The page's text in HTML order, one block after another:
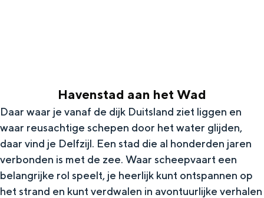
DIT IS GRONINGEN
Havenstad aan het Wad
Daar waar je vanaf de dijk Duitsland ziet liggen en
waar reusachtige schepen door het water glijden,
daar vind je Delfzijl. Een stad die al honderden jaren
verbonden is met de zee. Waar scheepvaart een
belangrijke rol speelt, je heerlijk kunt ontspannen op
het strand en kunt verdwalen in avontuurlijke verhalen